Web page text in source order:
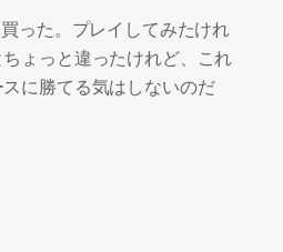
った。プレイしてみたけれ
ょっと違ったけれど、これ
に勝てる気はしないのだ